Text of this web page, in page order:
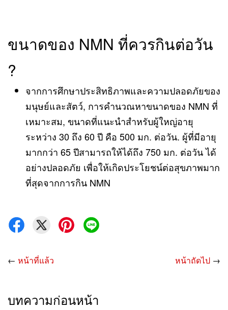
ขนาดของ NMN ที่ควรกินต่อวัน
?
จากการศึกษาประสิทธิภาพและความปลอดภัยของ
มนุษย์และสัตว์, การคํานวณหาขนาดของ NMN ที่
เหมาะสม, ขนาดที่แนะนําสำหรับผู้ใหญ่อายุ
ระหว่าง 30 ถึง 60 ปี คือ 500 มก. ต่อวัน. ผู้ที่มีอายุ
มากกว่า 65 ปีสามารถให้ได้ถึง 750 มก. ต่อวัน ได้
อย่างปลอดภัย เพื่อให้เกิดประโยชน์ต่อสุขภาพมาก
ที่สุดจากการกิน NMN
← หน้าที่แล้ว หน้าถัดไป →
บทความก่อนหน้า